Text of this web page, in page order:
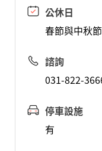
公休日
春節與中秋
諮詢
031-822-
停車設施
有